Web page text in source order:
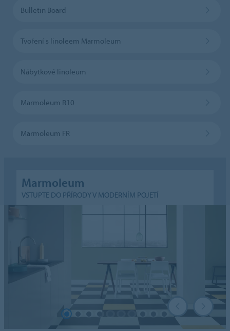
Bulletin Board
Tvoření s linoleem Marmoleum
Nábytkové linoleum
Marmoleum R10
Marmoleum FR
Marmoleum
VSTUPTE DO PŘÍRODY V MODERNÍM POJETÍ